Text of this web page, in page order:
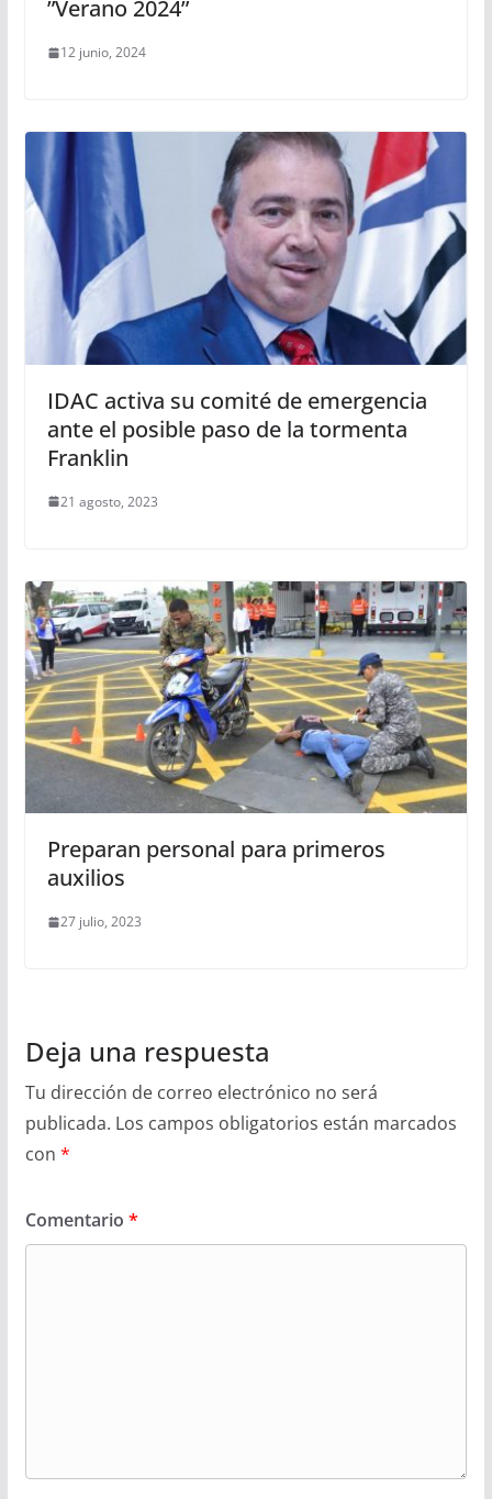
”Verano 2024”
12 junio, 2024
IDAC activa su comité de emergencia
ante el posible paso de la tormenta
Franklin
21 agosto, 2023
Preparan personal para primeros
auxilios
27 julio, 2023
Deja una respuesta
Tu dirección de correo electrónico no será
publicada. Los campos obligatorios están marcados
con *
Comentario *